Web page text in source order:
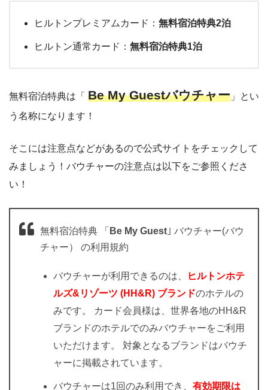
ヒルトンプレミアムカード： 無料宿泊特典2泊
ヒルトン通常カード： 無料宿泊特典1泊
無料宿泊特典は「 Be My Guestバウチャー 」とい
う名称になります！
そこには注意点などがあるので公式サイトをチェックして
みましょう！バウチャーの注意点は以下をご参照くださ
い！
無料宿泊特典 「 Be My Guest ｣ バウチャー(バウ
チャー） の利用規約
バウチャーが利用できるのは、
ヒルトンホテ
ルズ&リゾーツ (HH&R) ブランドのホテルの
みです。 カード会員様は、世界各地のHH&R
ブランドのホテルでのみバウチャーをご利用
いただけます。 対象となるブランドはバウチ
ャーに掲載されています。
バウチャーは1回のみ利用でき、 有効期限は